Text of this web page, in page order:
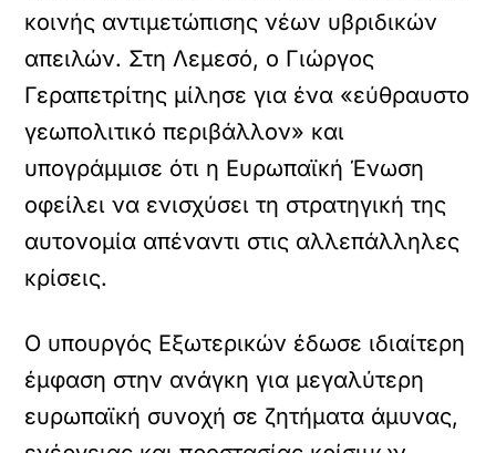
κοινής αντιμετώπισης νέων υβριδικών
απειλών. Στη Λεμεσό, ο Γιώργος
Γεραπετρίτης μίλησε για ένα «εύθραυστο
γεωπολιτικό περιβάλλον» και
υπογράμμισε ότι η Ευρωπαϊκή Ένωση
οφείλει να ενισχύσει τη στρατηγική της
αυτονομία απέναντι στις αλλεπάλληλες
κρίσεις.
Ο υπουργός Εξωτερικών έδωσε ιδιαίτερη
έμφαση στην ανάγκη για μεγαλύτερη
ευρωπαϊκή συνοχή σε ζητήματα άμυνας,